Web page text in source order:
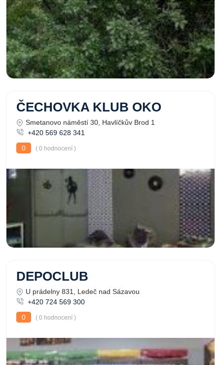
ČECHOVKA KLUB OKO
Smetanovo náměstí 30, Havlíčkův Brod 1
+420 569 628 341
0
( 0 hodnocení )
DEPOCLUB
U prádelny 831, Ledeč nad Sázavou
+420 724 569 300
0
( 0 hodnocení )